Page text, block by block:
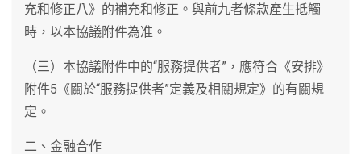
充和修正八》的補充和修正。與前九者條款產生抵觸
時，以本協議附件為准。
（三）本協議附件中的“服務提供者”，應符合《安排》
附件5《關於“服務提供者”定義及相關規定》的有關規
定。
二、金融合作